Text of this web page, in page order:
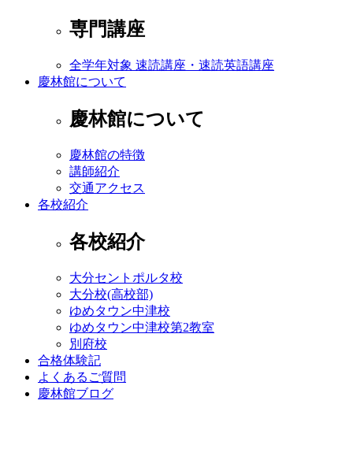
専門講座
全学年対象 速読講座・速読英語講座
慶林館について
慶林館について
慶林館の特徴
講師紹介
交通アクセス
各校紹介
各校紹介
大分セントポルタ校
大分校(高校部)
ゆめタウン中津校
ゆめタウン中津校第2教室
別府校
合格体験記
よくあるご質問
慶林館ブログ